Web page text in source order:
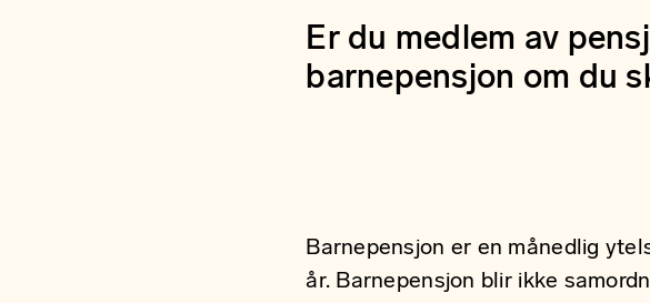
Er du medlem av
barnepensjon om du
Barnepensjon er en månedlig
år. Barnepensjon blir ikke